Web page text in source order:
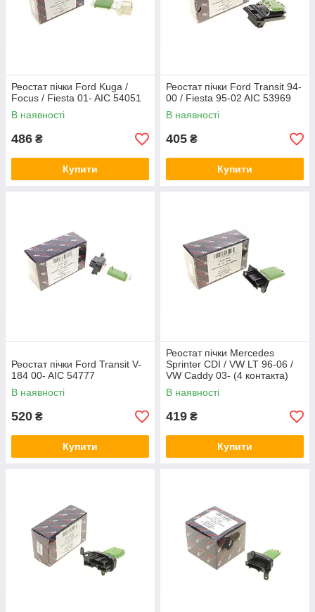
Реостат пічки Ford Kuga /
Focus / Fiesta 01- AIC 54051
В наявності
486 ₴
Купити
Реостат пічки Ford Transit 94-
00 / Fiesta 95-02 AIC 53969
В наявності
405 ₴
Купити
Реостат пічки Ford Transit V-
184 00- AIC 54777
В наявності
520 ₴
Купити
Реостат пічки Mercedes
Sprinter CDI / VW LT 96-06 /
VW Caddy 03- (4 контакта)
AIC 53596
В наявності
419 ₴
Купити